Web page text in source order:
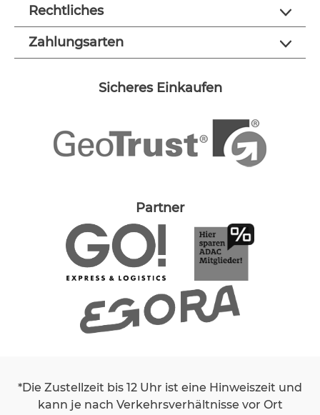
Rechtliches
Zahlungsarten
Sicheres Einkaufen
Partner
*Die Zustellzeit bis 12 Uhr ist eine Hinweiszeit und
kann je nach Verkehrsverhältnisse vor Ort